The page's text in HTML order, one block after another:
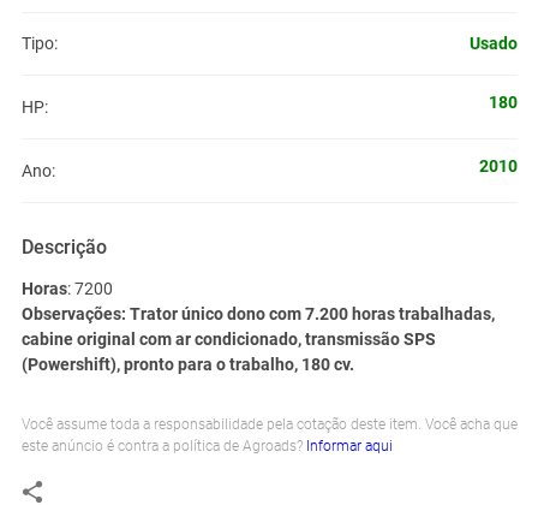
Tipo: Usado
HP: 180
Ano: 2010
Descrição
Horas: 7200
Observações: Trator único dono com 7.200 horas trabalhadas,
cabine original com ar condicionado, transmissão SPS
(Powershift), pronto para o trabalho, 180 cv.
Você assume toda a responsabilidade pela cotação deste item. Você acha que
este anúncio é contra a política de Agroads? Informar aqui